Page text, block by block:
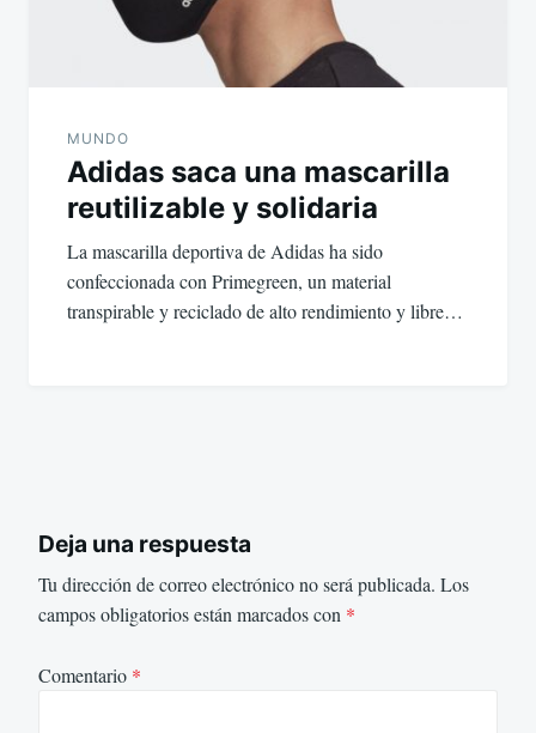
MUNDO
Adidas saca una mascarilla
reutilizable y solidaria
La mascarilla deportiva de Adidas ha sido
confeccionada con Primegreen, un material
transpirable y reciclado de alto rendimiento y libre…
Deja una respuesta
Tu dirección de correo electrónico no será publicada. Los
campos obligatorios están marcados con *
Comentario *